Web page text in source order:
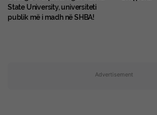
State University, universiteti
publik më i madh në SHBA!
Advertisement